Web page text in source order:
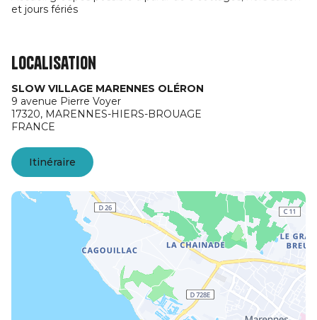
et jours fériés
Localisation
SLOW VILLAGE MARENNES OLÉRON
9 avenue Pierre Voyer
17320, MARENNES-HIERS-BROUAGE
FRANCE
Itinéraire